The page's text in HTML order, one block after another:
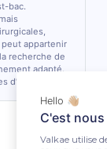
bac.
appartenir
recherche de
adapté.
Hello 👋🏼
C'est
Valkae utilise